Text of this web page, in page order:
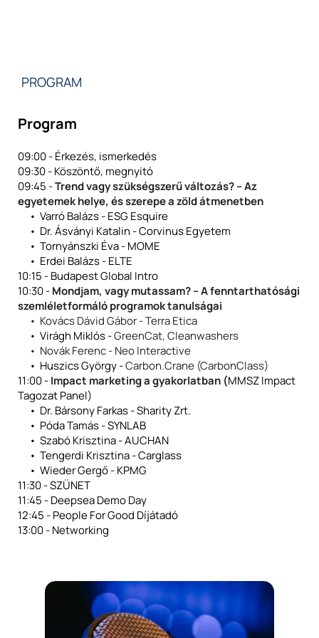
PROGRAM
Program
09:00 - Érkezés, ismerkedés
09:30 - Köszöntő, megnyitó
09:45 - Trend vagy szükségszerű változás? – Az
egyetemek helye, és szerepe a zöld átmenetben
Varró Balázs - ESG Esquire
Dr. Ásványi Katalin - Corvinus Egyetem
Tornyánszki Éva - MOME
Erdei Balázs - ELTE
10:15 - Budapest Global Intro
10:30 - Mondjam, vagy mutassam? – A fenntarthatósági
szemléletformáló programok tanulságai
Kovács Dávid Gábor - Terra Etica
Virágh Miklós - GreenCat, Cleanwashers
Novák Ferenc - Neo Interactive
Huszics György - Carbon.Crane (CarbonClass)
11:00 - Impact marketing a gyakorlatban (MMSZ Impact
Tagozat Panel)
Dr. Bársony Farkas - Sharity Zrt.
Póda Tamás - SYNLAB
Szabó Krisztina - AUCHAN
Tengerdi Krisztina - Carglass
Wieder Gergő - KPMG
11:30 - SZÜNET
11:45 - Deepsea Demo Day
12:45 - People For Good Díjátadó
13:00 - Networking